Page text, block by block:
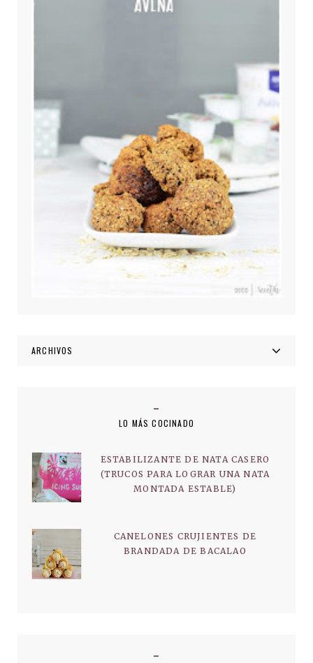
ARCHIVOS
LO MÁS COCINADO
ESTABILIZANTE DE NATA CASERO
(TRUCOS PARA LOGRAR UNA NATA
MONTADA ESTABLE)
CANELONES CRUJIENTES DE
BRANDADA DE BACALAO